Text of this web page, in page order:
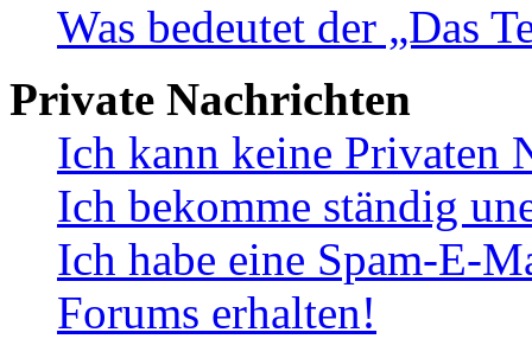
Was bedeutet der „Das
Private Nachrichten
Ich kann keine Privaten
Ich bekomme ständig
Ich habe eine Spam-E-
Forums erhalten!